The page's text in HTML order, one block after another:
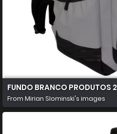
FUNDO BRANCO PRODUTOS
From Mirian Slominski's images